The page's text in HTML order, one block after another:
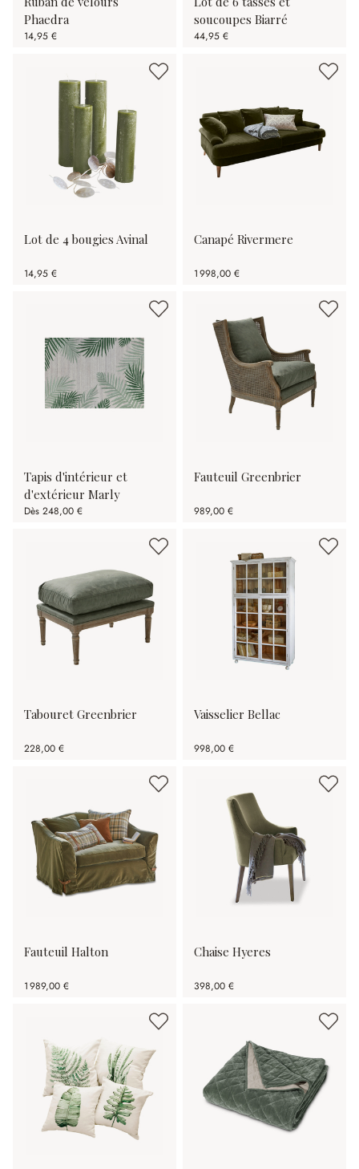
Phaedra
14,95 €
soucoupes Biarré
44,95 €
Lot de 4 bougies Avinal
14,95 €
Canapé Rivermere
1 998,00 €
Tapis d'intérieur et
d'extérieur Marly
Dès 248,00 €
Fauteuil Greenbrier
989,00 €
Tabouret Greenbrier
228,00 €
Vaisselier Bellac
998,00 €
Fauteuil Halton
1 989,00 €
Chaise Hyeres
398,00 €